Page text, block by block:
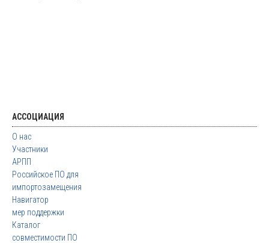
АССОЦИАЦИЯ
О нас
Участники
АРПП
Российское ПО для
импортозамещения
Навигатор
мер поддержки
Каталог
совместимости ПО